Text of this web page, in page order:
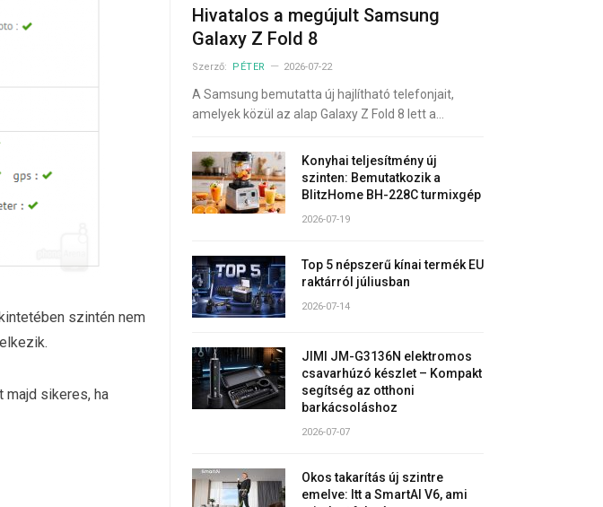
szintén nem
sikeres, ha
Hivatalos a megújult Samsung
Galaxy Z Fold 8
Szerző: PÉTER 2026-07-22
A Samsung bemutatta új hajlítható telefonjait,
amelyek közül az alap Galaxy Z Fold 8 lett a…
Konyhai teljesítmény új
szinten: Bemutatkozik a
BlitzHome BH-228C turmixgép
2026-07-19
Top 5 népszerű kínai termék EU
raktárról júliusban
2026-07-14
JIMI JM-G3136N elektromos
csavarhúzó készlet – Kompakt
segítség az otthoni
barkácsoláshoz
2026-07-07
Okos takarítás új szintre
emelve: Itt a SmartAI V6, ami